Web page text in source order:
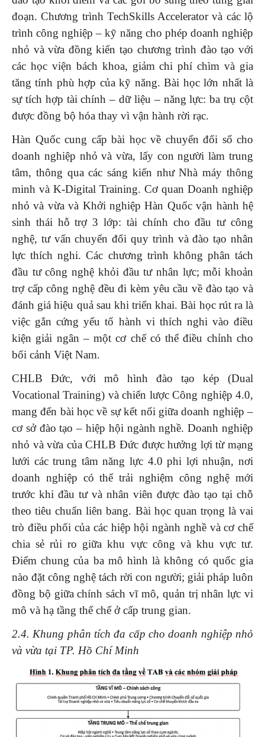
đoạn. Chương trình TechSkills Accelerator và các lộ
trình công nghiệp – kỹ năng cho phép doanh nghiệp
nhỏ và vừa đồng kiến tạo chương trình đào tạo với
các học viện bách khoa, giảm chi phí chìm và gia
tăng tính phù hợp của kỹ năng. Bài học lớn nhất là
sự tích hợp tài chính – dữ liệu – năng lực: ba trụ cột
được đồng bộ hóa thay vì vận hành rời rạc.
Hàn Quốc cung cấp bài học về chuyển đổi số cho
doanh nghiệp nhỏ và vừa, lấy con người làm trung
tâm, thông qua các sáng kiến như Nhà máy thông
minh và K-Digital Training. Cơ quan Doanh nghiệp
nhỏ và vừa và Khởi nghiệp Hàn Quốc vận hành hệ
sinh thái hỗ trợ 3 lớp: tài chính cho đầu tư công
nghệ, tư vấn chuyển đổi quy trình và đào tạo nhân
lực thích nghi. Các chương trình không phân tách
đầu tư công nghệ khỏi đầu tư nhân lực; mỗi khoản
trợ cấp công nghệ đều đi kèm yêu cầu về đào tạo và
đánh giá hiệu quả sau khi triển khai. Bài học rút ra là
việc gắn cứng yếu tố hành vi thích nghi vào điều
kiện giải ngân – một cơ chế có thể điều chỉnh cho
bối cảnh Việt Nam.
CHLB Đức, với mô hình đào tạo kép (Dual
Vocational Training) và chiến lược Công nghiệp 4.0,
mang đến bài học về sự kết nối giữa doanh nghiệp –
cơ sở đào tạo – hiệp hội ngành nghề. Doanh nghiệp
nhỏ và vừa của CHLB Đức được hưởng lợi từ mạng
lưới các trung tâm năng lực 4.0 phi lợi nhuận, nơi
doanh nghiệp có thể trải nghiệm công nghệ mới
trước khi đầu tư và nhân viên được đào tạo tại chỗ
theo tiêu chuẩn liên bang. Bài học quan trọng là vai
trò điều phối của các hiệp hội ngành nghề và cơ chế
chia sẻ rủi ro giữa khu vực công và khu vực tư.
Điểm chung của ba mô hình là không có quốc gia
nào đặt công nghệ tách rời con người; giải pháp luôn
đồng bộ giữa chính sách vĩ mô, quản trị nhân lực vi
mô và hạ tầng thể chế ở cấp trung gian.
2.4. Khung phân tích đa cấp cho doanh nghiệp nhỏ
và vừa tại TP. Hồ Chí Minh